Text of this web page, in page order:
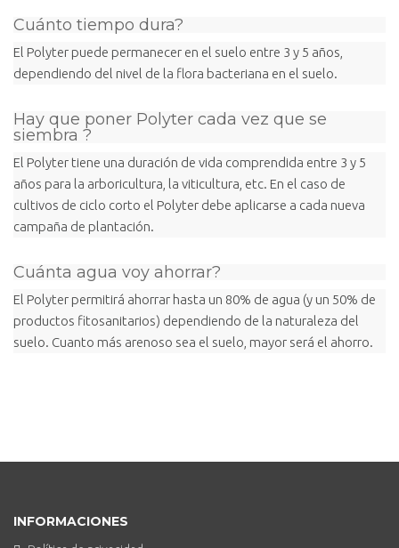
Cuánto tiempo dura?
El Polyter puede permanecer en el suelo entre 3 y 5 años,
dependiendo del nivel de la flora bacteriana en el suelo.
Hay que poner Polyter cada vez que se
siembra ?
El Polyter tiene una duración de vida comprendida entre 3 y 5
años para la arboricultura, la viticultura, etc. En el caso de
cultivos de ciclo corto el Polyter debe aplicarse a cada nueva
campaña de plantación.
Cuánta agua voy ahorrar?
El Polyter permitirá ahorrar hasta un 80% de agua (y un 50% de
productos fitosanitarios) dependiendo de la naturaleza del
suelo. Cuanto más arenoso sea el suelo, mayor será el ahorro.
INFORMACIONES